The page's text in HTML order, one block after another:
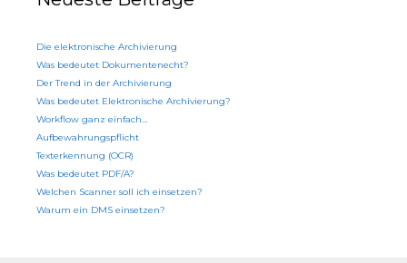
Die elektronische Archivierung
Was bedeutet Dokumentenecht?
Der Trend in der Archivierung
Was bedeutet Elektronische Archivierung?
Workflow ganz einfach…
Aufbewahrungspflicht
Texterkennung (OCR)
Was bedeutet PDF/A?
Welchen Scanner soll ich einsetzen?
Warum ein DMS einsetzen?